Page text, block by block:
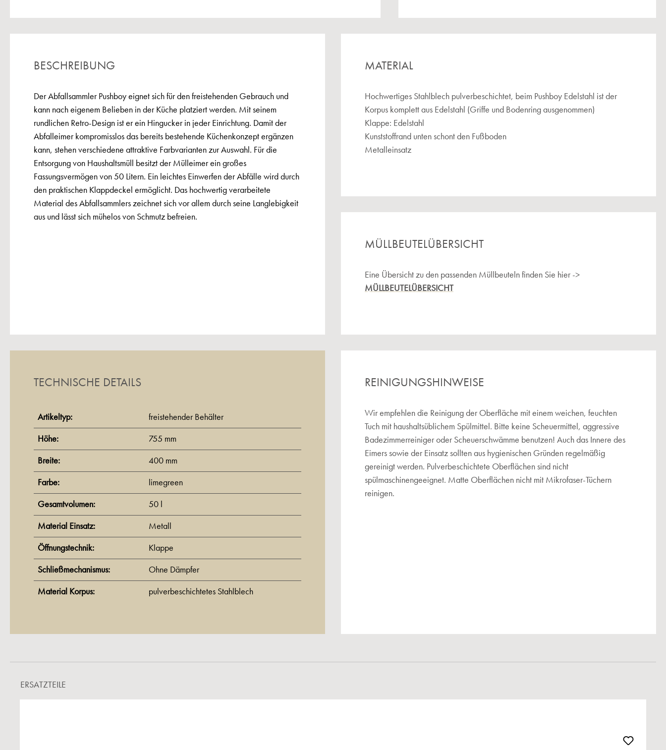
BESCHREIBUNG
Der Abfallsammler Pushboy eignet sich für den freistehenden Gebrauch und
kann nach eigenem Belieben in der Küche platziert werden. Mit seinem
rundlichen Retro-Design ist er ein Hingucker in jeder Einrichtung. Damit der
Abfalleimer kompromisslos das bereits bestehende Küchenkonzept ergänzen
kann, stehen verschiedene attraktive Farbvarianten zur Auswahl. Für die
Entsorgung von Haushaltsmüll besitzt der Mülleimer ein großes
Fassungsvermögen von 50 Litern. Ein leichtes Einwerfen der Abfälle wird durch
den praktischen Klappdeckel ermöglicht. Das hochwertig verarbeitete
Material des Abfallsammlers zeichnet sich vor allem durch seine Langlebigkeit
aus und lässt sich mühelos von Schmutz befreien.
TECHNISCHE DETAILS
Artikeltyp: freistehender Behälter
Höhe: 755 mm
Breite: 400 mm
Farbe: limegreen
Gesamtvolumen: 50 l
Material Einsatz: Metall
Öffnungstechnik: Klappe
Schließmechanismus: Ohne Dämpfer
Material Korpus: pulverbeschichtetes Stahlblech
MATERIAL
Hochwertiges Stahlblech pulverbeschichtet, beim Pushboy Edelstahl ist der
Korpus komplett aus Edelstahl (Griffe und Bodenring ausgenommen)
Klappe: Edelstahl
Kunststoffrand unten schont den Fußboden
Metalleinsatz
MÜLLBEUTELÜBERSICHT
Eine Übersicht zu den passenden Müllbeuteln finden Sie hier ->
MÜLLBEUTELÜBERSICHT
REINIGUNGSHINWEISE
Wir empfehlen die Reinigung der Oberfläche mit einem weichen, feuchten
Tuch mit haushaltsüblichem Spülmittel. Bitte keine Scheuermittel, aggressive
Badezimmerreiniger oder Scheuerschwämme benutzen! Auch das Innere des
Eimers sowie der Einsatz sollten aus hygienischen Gründen regelmäßig
gereinigt werden. Pulverbeschichtete Oberflächen sind nicht
spülmaschinengeeignet. Matte Oberflächen nicht mit Mikrofaser-Tüchern
reinigen.
ERSATZTEILE